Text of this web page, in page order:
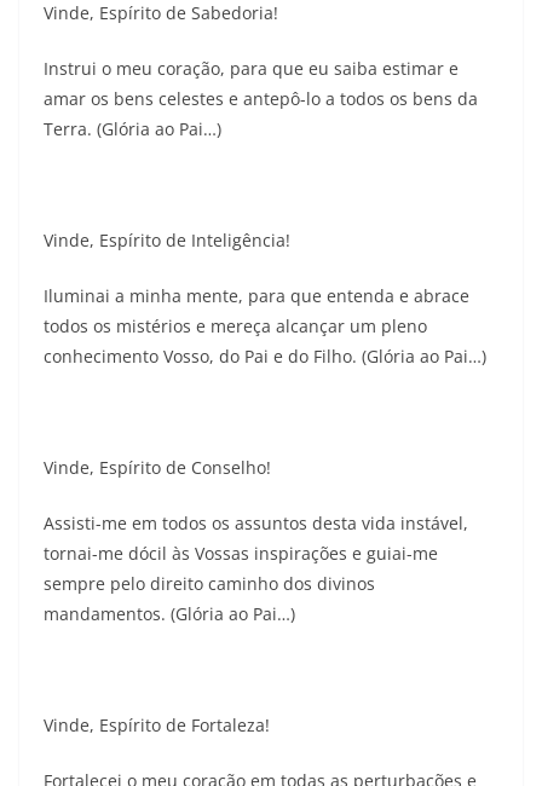
Vinde, Espírito de Sabedoria!
Instrui o meu coração, para que eu saiba estimar e
amar os bens celestes e antepô-lo a todos os bens da
Terra. (Glória ao Pai…)
Vinde, Espírito de Inteligência!
Iluminai a minha mente, para que entenda e abrace
todos os mistérios e mereça alcançar um pleno
conhecimento Vosso, do Pai e do Filho. (Glória ao Pai…)
Vinde, Espírito de Conselho!
Assisti-me em todos os assuntos desta vida instável,
tornai-me dócil às Vossas inspirações e guiai-me
sempre pelo direito caminho dos divinos
mandamentos. (Glória ao Pai…)
Vinde, Espírito de Fortaleza!
Fortalecei o meu coração em todas as perturbações e